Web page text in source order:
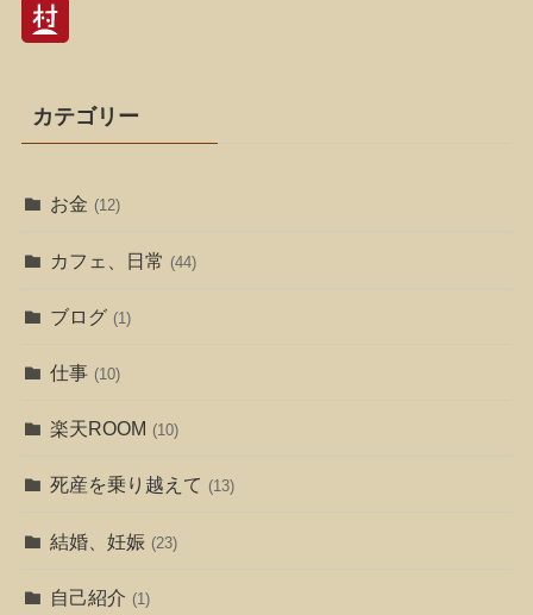
カテゴリー
お金 (12)
カフェ、日常 (44)
ブログ (1)
仕事 (10)
楽天ROOM (10)
死産を乗り越えて (13)
結婚、妊娠 (23)
自己紹介 (1)